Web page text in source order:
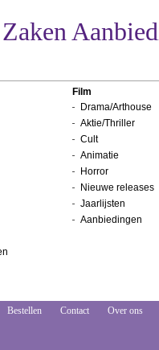
Film
Drama/Arthouse
Aktie/Thriller
Cult
Animatie
Horror
Nieuwe releases
Jaarlijsten
Aanbiedingen
Bestellen Contact Over ons